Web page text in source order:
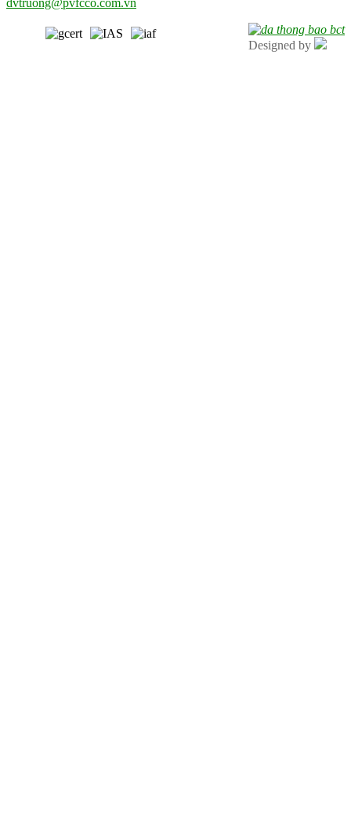
dvtruong@pvfcco.com.vn
Designed by